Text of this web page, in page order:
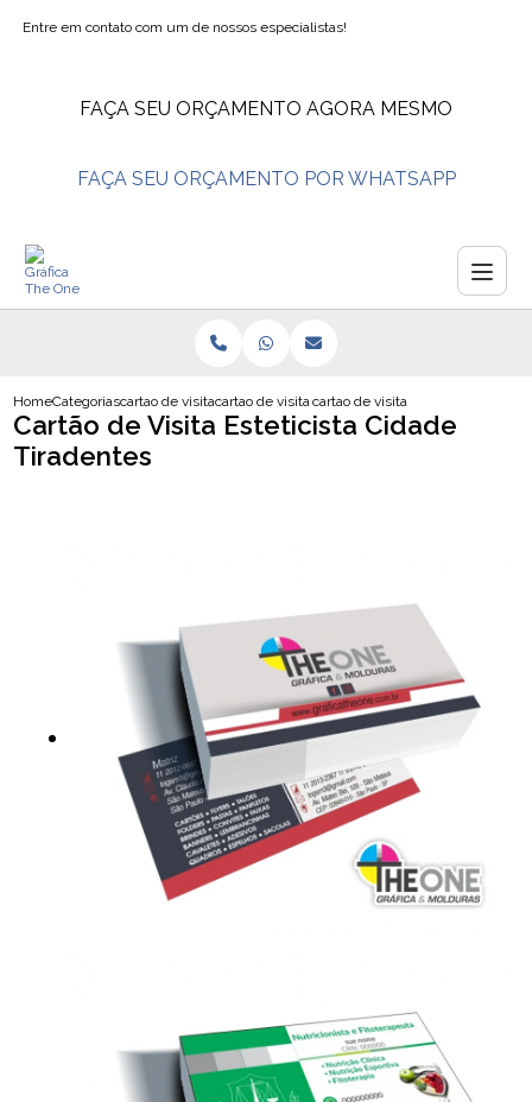
Entre em contato com um de nossos especialistas!
FAÇA SEU ORÇAMENTO AGORA MESMO
FAÇA SEU ORÇAMENTO POR WHATSAPP
HomeCategoriascartao de visitacartao de visita salao de belezacartao de visita esteticista cidade
Cartão de Visita Esteticista Cidade
Tiradentes